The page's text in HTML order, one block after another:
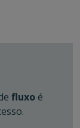
fluxoé